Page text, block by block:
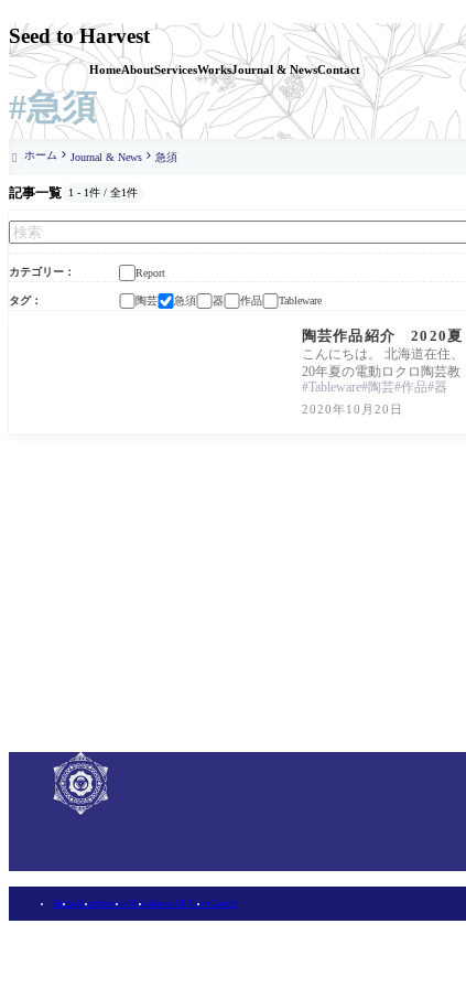
#急須
Seed to Harvest
HomeAboutServicesWorksJournal & NewsContact
 ホーム Journal & News 急須
記事一覧 1 - 1件 / 全1件
カテゴリー Report
タグ 陶芸 急須 器 作品 Tableware
Report
陶芸作品紹介 2020夏
こんにちは。 北海道在住
20年夏の電動ロクロ陶芸教
Tableware 陶芸 作品 器
2020年10月20日
HomeAboutServicesWorksJournal & NewsContact